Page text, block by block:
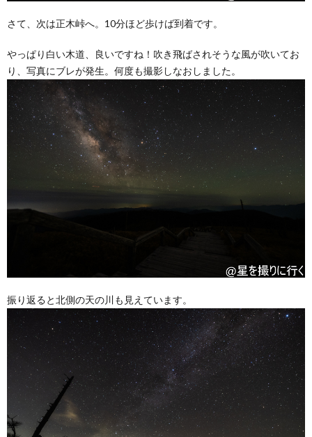
さて、次は正木峠へ。10分ほど歩けば到着です。
やっぱり白い木道、良いですね！吹き飛ばされそうな風が吹いてお
り、写真にブレが発生。何度も撮影しなおしました。
振り返ると北側の天の川も見えています。